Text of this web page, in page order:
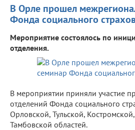
В Орле прошел
Фонда социального
Мероприятие состоялось по
отделения.
В мероприятии приняли участие
отделений Фонда социального
Орловской, Тульской,
Тамбовской областей.